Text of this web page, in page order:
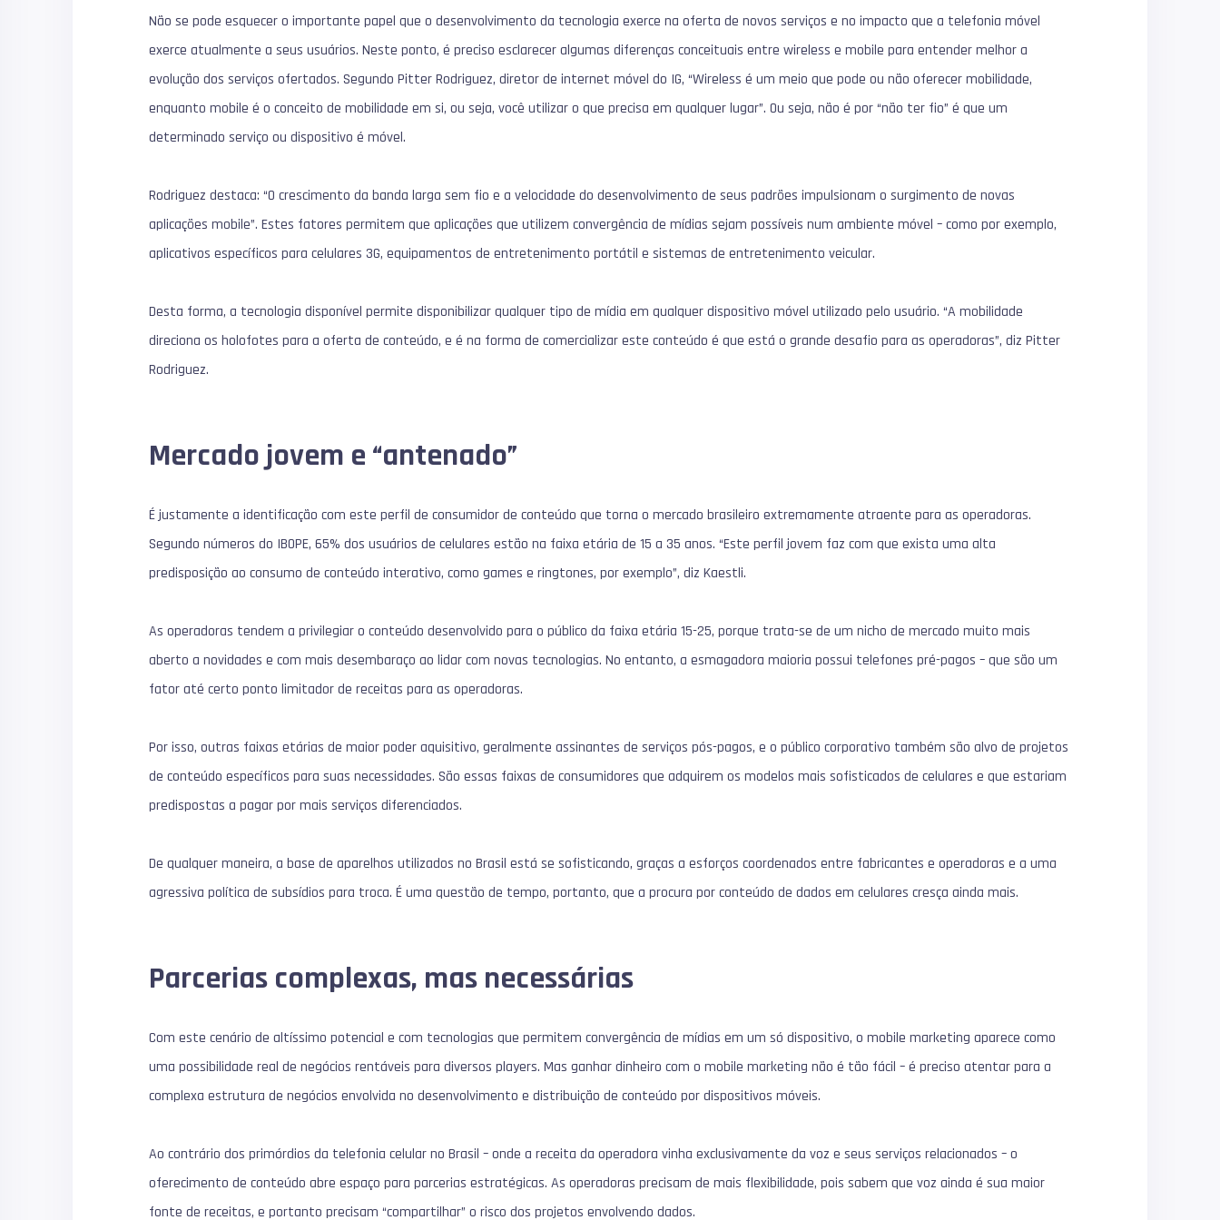
Não se pode esquecer o importante papel que o desenvolvimento da tecnologia exerce na oferta de novos serviços e no impacto que a telefonia móvel
exerce atualmente a seus usuários. Neste ponto, é preciso esclarecer algumas diferenças conceituais entre wireless e mobile para entender melhor a
evolução dos serviços ofertados. Segundo Pitter Rodriguez, diretor de internet móvel do IG, “Wireless é um meio que pode ou não oferecer mobilidade,
enquanto mobile é o conceito de mobilidade em si, ou seja, você utilizar o que precisa em qualquer lugar”. Ou seja, não é por “não ter fio” é que um
determinado serviço ou dispositivo é móvel.
Rodriguez destaca: “O crescimento da banda larga sem fio e a velocidade do desenvolvimento de seus padrões impulsionam o surgimento de novas
aplicações mobile”. Estes fatores permitem que aplicações que utilizem convergência de mídias sejam possíveis num ambiente móvel – como por exemplo,
aplicativos específicos para celulares 3G, equipamentos de entretenimento portátil e sistemas de entretenimento veicular.
Desta forma, a tecnologia disponível permite disponibilizar qualquer tipo de mídia em qualquer dispositivo móvel utilizado pelo usuário. “A mobilidade
direciona os holofotes para a oferta de conteúdo, e é na forma de comercializar este conteúdo é que está o grande desafio para as operadoras”, diz Pitter
Rodriguez.
Mercado jovem e “antenado”
É justamente a identificação com este perfil de consumidor de conteúdo que torna o mercado brasileiro extremamente atraente para as operadoras.
Segundo números do IBOPE, 65% dos usuários de celulares estão na faixa etária de 15 a 35 anos. “Este perfil jovem faz com que exista uma alta
predisposição ao consumo de conteúdo interativo, como games e ringtones, por exemplo”, diz Kaestli.
As operadoras tendem a privilegiar o conteúdo desenvolvido para o público da faixa etária 15-25, porque trata-se de um nicho de mercado muito mais
aberto a novidades e com mais desembaraço ao lidar com novas tecnologias. No entanto, a esmagadora maioria possui telefones pré-pagos – que são um
fator até certo ponto limitador de receitas para as operadoras.
Por isso, outras faixas etárias de maior poder aquisitivo, geralmente assinantes de serviços pós-pagos, e o público corporativo também são alvo de projetos
de conteúdo específicos para suas necessidades. São essas faixas de consumidores que adquirem os modelos mais sofisticados de celulares e que estariam
predispostas a pagar por mais serviços diferenciados.
De qualquer maneira, a base de aparelhos utilizados no Brasil está se sofisticando, graças a esforços coordenados entre fabricantes e operadoras e a uma
agressiva política de subsídios para troca. É uma questão de tempo, portanto, que a procura por conteúdo de dados em celulares cresça ainda mais.
Parcerias complexas, mas necessárias
Com este cenário de altíssimo potencial e com tecnologias que permitem convergência de mídias em um só dispositivo, o mobile marketing aparece como
uma possibilidade real de negócios rentáveis para diversos players. Mas ganhar dinheiro com o mobile marketing não é tão fácil – é preciso atentar para a
complexa estrutura de negócios envolvida no desenvolvimento e distribuição de conteúdo por dispositivos móveis.
Ao contrário dos primórdios da telefonia celular no Brasil – onde a receita da operadora vinha exclusivamente da voz e seus serviços relacionados – o
oferecimento de conteúdo abre espaço para parcerias estratégicas. As operadoras precisam de mais flexibilidade, pois sabem que voz ainda é sua maior
fonte de receitas, e portanto precisam “compartilhar” o risco dos projetos envolvendo dados.